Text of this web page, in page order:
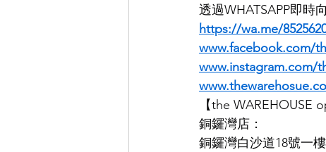
透過WHATSAPP即時
https://wa.me/
www.facebook.com/
www.instagram.com/
【the WAREHOUSE
銅鑼灣店：
銅鑼灣白沙道18號一樓